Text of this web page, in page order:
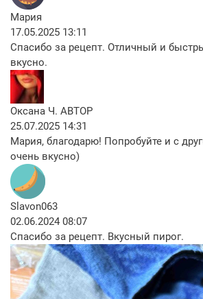
Мария
17.05.2025 13:11
Спасибо за рецепт. Отличный и
вкусно.
Оксана Ч. АВТОР
25.07.2025 14:31
Мария, благодарю! Попробуйте и с
очень вкусно)
Slavon063
02.06.2024 08:07
Спасибо за рецепт. Вкусный пирог.